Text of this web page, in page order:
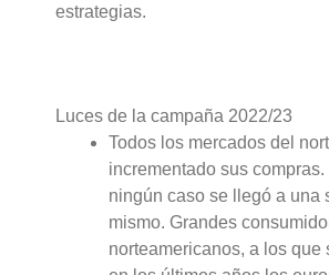
estrategias.
Luces de la campaña 2022/23
Todos los mercados del
incrementado sus
ningún caso se llegó a una
mismo. Grandes
norteamericanos, a los que